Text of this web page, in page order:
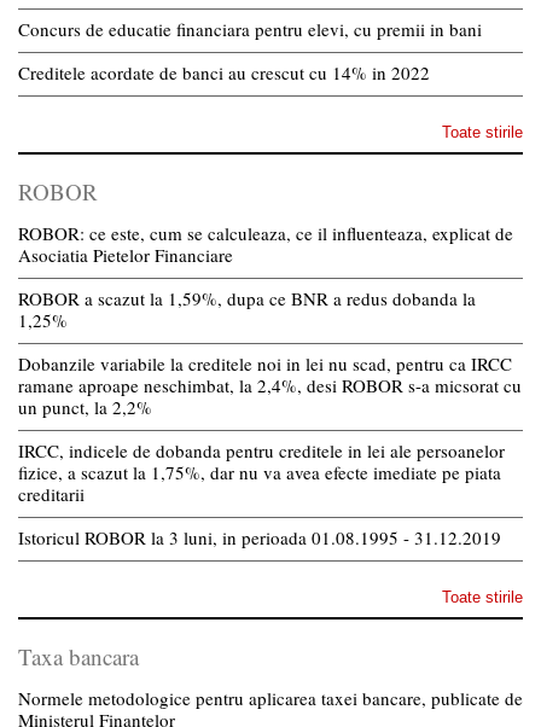
Concurs de educatie financiara pentru elevi, cu premii in bani
Creditele acordate de banci au crescut cu 14% in 2022
Toate stirile
ROBOR
ROBOR: ce este, cum se calculeaza, ce il influenteaza, explicat de
Asociatia Pietelor Financiare
ROBOR a scazut la 1,59%, dupa ce BNR a redus dobanda la
1,25%
Dobanzile variabile la creditele noi in lei nu scad, pentru ca IRCC
ramane aproape neschimbat, la 2,4%, desi ROBOR s-a micsorat cu
un punct, la 2,2%
IRCC, indicele de dobanda pentru creditele in lei ale persoanelor
fizice, a scazut la 1,75%, dar nu va avea efecte imediate pe piata
creditarii
Istoricul ROBOR la 3 luni, in perioada 01.08.1995 - 31.12.2019
Toate stirile
Taxa bancara
Normele metodologice pentru aplicarea taxei bancare, publicate de
Ministerul Finantelor